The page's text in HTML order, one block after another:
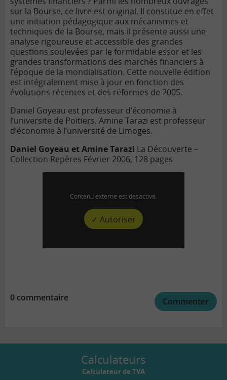
sur la Bourse, ce livre est original. Il constitue en effet
une initiation pédagogique aux mécanismes et
techniques de la Bourse, mais il présente aussi une
analyse rigoureuse et accessible des grandes
questions soulevées par le formidable essor et les
grandes transformations des marchés financiers à
l’époque de la mondialisation. Cette nouvelle édition
est intégralement mise à jour en fonction des
évolutions récentes et des réformes de 2005.
Daniel Goyeau est professeur d’économie à
l’universite de Poitiers. Amine Tarazi est professeur
d’économie à l’université de Limoges.
Daniel Goyeau et Amine Tarazi La Découverte –
Collection Repères Février 2006, 128 pages
Contenu externe est désactivé.
✓ Autoriser
0 commentaire Commenter
Calculateurs
Calculateur de TVA